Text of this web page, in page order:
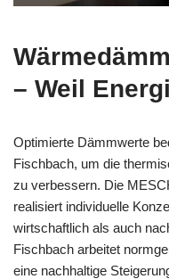
– Weil
Optimierte Dämmwerte
Fischbach, um die
zu verbessern. Die
realisiert individuelle
wirtschaftlich als auch
Fischbach arbeitet
eine nachhaltige